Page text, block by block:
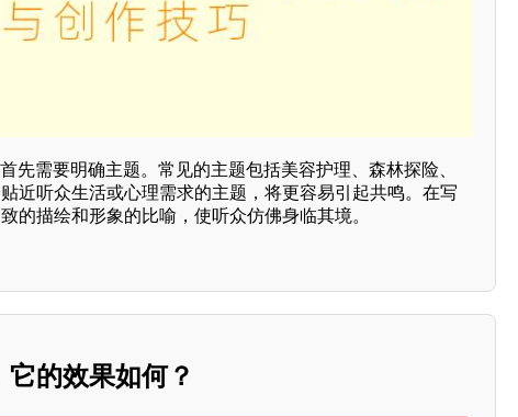
先需要明确主题。常见的主题包括美容护理、森林探险、
近听众生活或心理需求的主题，将更容易引起共鸣。在写
的描绘和形象的比喻，使听众仿佛身临其境。
的效果如何？